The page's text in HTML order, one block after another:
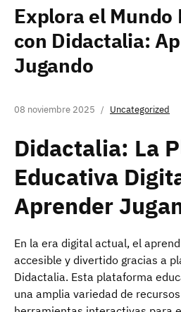
Explora el Mundo
con Didactalia:
Jugando
08 noviembre 2025 Uncategorized
Didactalia: La
Educativa
Aprender
En la era digital actual, el
accesible y divertido gracias a
Didactalia. Esta plataforma
una amplia variedad de